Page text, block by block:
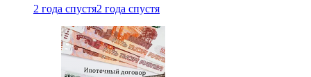
2 года спустя2 года спустя